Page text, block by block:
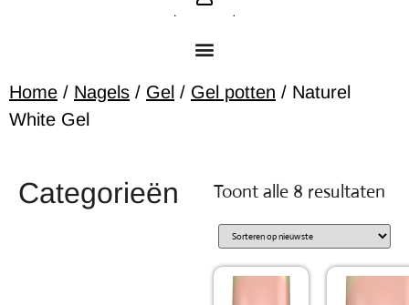
Home / Nagels / Gel / Gel potten / Naturel
White Gel
Categorieën Toont alle 8 resultaten